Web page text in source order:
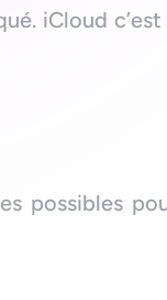
iCloud
possibles